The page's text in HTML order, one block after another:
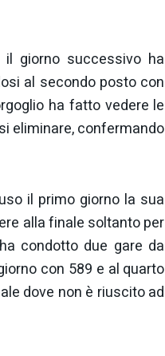
giorno successivo ha
al secondo posto con
ha fatto vedere le
eliminare, confermando
il primo giorno la sua
alla finale soltanto per
condotto due gare da
con 589 e al quarto
dove non è riuscito ad